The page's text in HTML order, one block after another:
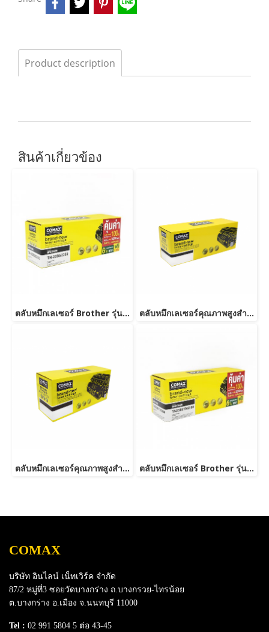
Product description
สินค้าเกี่ยวข้อง
ตลับหมึกเลเซอร์ Brother รุ่น TN2280/TN2260-JUMBO ตลับหมึกเลเซอร์คุณภาพสูงสำหรับ Brother รุ่น TN2360/TN2380
ตลับหมึกเลเซอร์คุณภาพสูงสำหรับ Brother รุ่น TN2480 ตลับหมึกเลเซอร์ Brother รุ่น TN2380 /TN2360 NEW-JUMBO
COMAX
บริษัท อินไลน์ เน็ทเวิร์ค จำกัด
87/2 หมู่ที่3 ซอยวัดบางกร่าง ถ.บางกรวย-ไทรน้อย
ต.บางกร่าง อ.เมือง จ.นนทบุรี 11000
Tel : 02 991 5804 5 ต่อ 43-45